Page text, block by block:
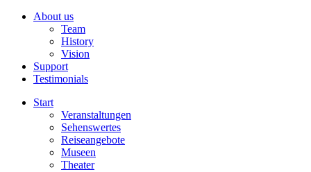
About us
Team
History
Vision
Support
Testimonials
Start
Veranstaltungen
Sehenswertes
Reiseangebote
Museen
Theater